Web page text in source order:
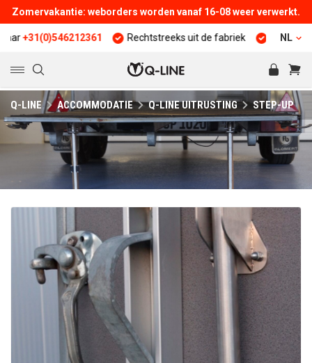
Zomervakantie: weborders worden vanaf 16-08 weer verwerkt.
Rechtstreeks uit de fabriek 25 jaar ervaring
NL
Q-LINE ACCOMMODATIE Q-LINE UITRUSTING STEP-UP